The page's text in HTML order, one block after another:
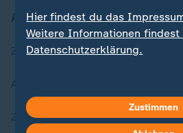
Aktuell bei ZDFheute
Zuletzt veröffentlicht
ZDFheute Stories
Hier findest du das
Weitere Informationen findest
Datenschutzerklärung.
Zustimmen